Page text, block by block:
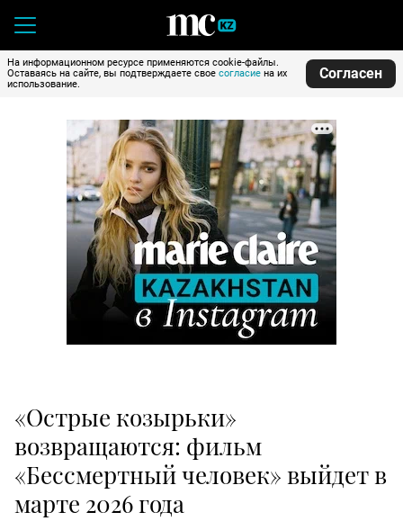
На информационном ресурсе применяются cookie-файлы.
Оставаясь на сайте, вы подтверждаете свое согласие на их
использование.
Согласен
«Острые козырьки»
возвращаются: фильм
«Бессмертный человек» выйдет в
марте 2026 года